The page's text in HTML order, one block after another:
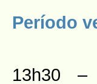
Período
13h30 –